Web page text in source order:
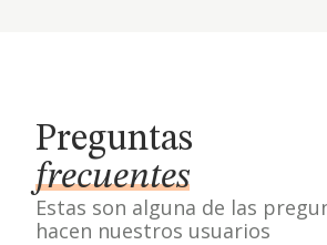
Preguntas
frecuentes
Estas son alguna de las
hacen nuestros usuarios